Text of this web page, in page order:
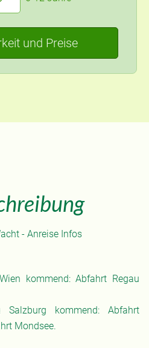
und Preise
- Anreise Infos
kommend: Abfahrt Regau
kommend: Abfahrt
Mondsee.